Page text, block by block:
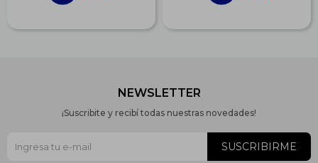
NEWSLETTER
¡Suscribite y recibí todas nuestras novedades!
SUSCRIBIRME